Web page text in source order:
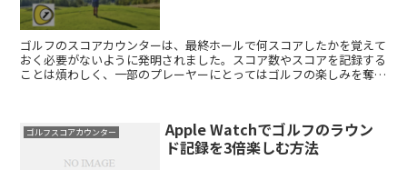
ゴルフのスコアカウンターは、最終ホールで何スコアしたかを覚えて
おく必要がないように発明されました。スコア数やスコアを記録する
ことは煩わしく、一部のプレーヤーにとってはゴルフの楽しみを奪う
ゴルフスコアカウンター
Apple Watchでゴルフのラウン
ド記録を3倍楽しむ方法